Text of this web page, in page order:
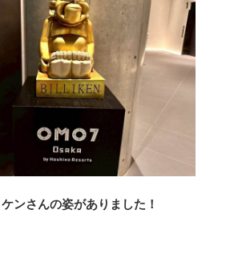
ケンさんの姿がありました！